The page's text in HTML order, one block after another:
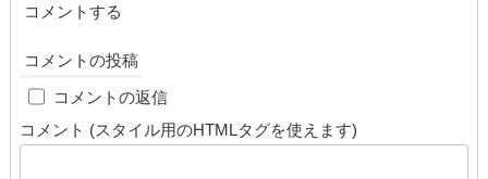
コメントする
コメントの投稿
コメントの返信
コメント (スタイル用のHTMLタグを使えます)